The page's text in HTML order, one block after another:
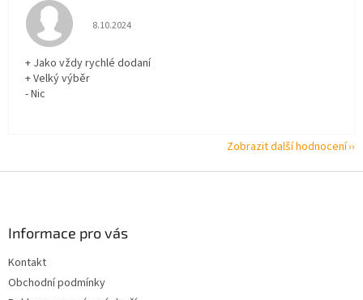
Hodnocení obchodu je 5 z 5 hvězdiček.
8.10.2024
+ Jako vždy rychlé dodaní
+ Velký výběr
- Nic
Zobrazit další hodnocení
Informace pro vás
Kontakt
Obchodní podmínky